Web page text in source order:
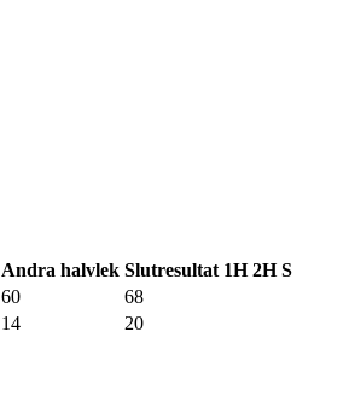
Andra halvlek Slutresultat 1H 2H S
60
68
14 20